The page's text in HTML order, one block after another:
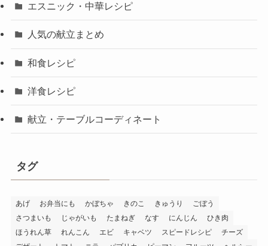
エスニック・中華レシピ
人気の献立まとめ
和食レシピ
洋食レシピ
献立・テーブルコーディネート
タグ
あげ お弁当にも かぼちゃ きのこ きゅうり
ごぼう
さつまいも
じゃがいも たまねぎ なす にんじん
ひき肉
ほうれん草
れんこん エビ キャベツ スピードレシピ
チーズ